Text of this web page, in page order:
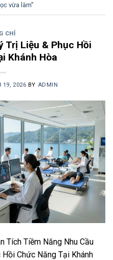
vừa làm”
CHỈ
Trị Liệu & Phục Hồi
Khánh Hòa
19, 2026 BY ADMIN
Tích Tiềm Năng Nhu Cầu
Chức Năng Tại Khánh